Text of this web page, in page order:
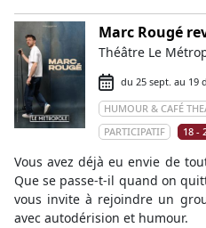
Marc Rougé
Théâtre Le
du 25 sept. au 19
HUMOUR & CAFÉ
PARTICIPATIF
18 -
Vous avez déjà eu envie de
Que se passe-t-il quand on
vous invite à rejoindre un
avec autodérision et humour.